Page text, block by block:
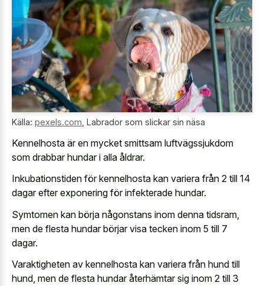
Källa: pexels.com Labrador som slickar sin näsa
Kennelhosta är en mycket smittsam luftvägssjukdom
som drabbar hundar i alla åldrar.
Inkubationstiden för kennelhosta kan variera från 2 till 14
dagar efter exponering för infekterade hundar.
Symtomen kan börja någonstans inom denna tidsram,
men de flesta hundar börjar visa tecken inom 5 till 7
dagar.
Varaktigheten av kennelhosta kan variera från hund till
hund, men de flesta hundar återhämtar sig inom 2 till 3